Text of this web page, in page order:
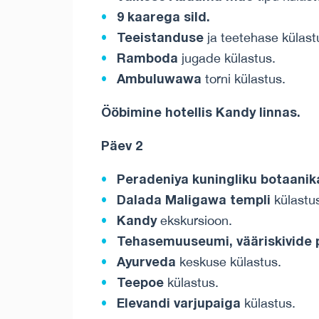
9 kaarega sild.
Teeistanduseja teetehase
Ramboda jugade külastus.
Ambuluwawa torni külastus.
Ööbimine hotellis Kandy linnas.
Päev 2
Peradeniya kuningliku
Dalada Maligawa templi
Kandyekskursioon.
Tehasemuuseumi,
Ayurveda keskuse külastus.
Teepoekülastus.
Elevandi varjupaiga külastus.